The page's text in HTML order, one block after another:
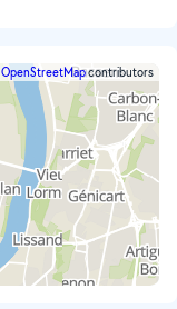
OpenStreetMapcontributors